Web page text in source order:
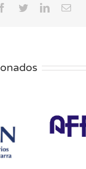
Facebook
TwitterLinkedIn
Inks